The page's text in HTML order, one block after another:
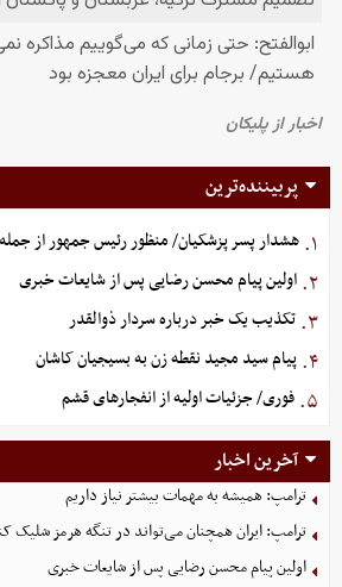
پربیننده‌ترین
۱. هشدار پسر پزشکیان/ منظور رئیس جمهور از
۲. اولین پیام محسن رضایی پس از شایعات خبری
۳. تکذیب یک خبر درباره سردار ذوالقدر
۴. پیام سید مجید نقطه زن به بسیجیان کاشان
۵. فوری/ جزئیات اولیه از انفجارهای قشم
آخرین اخبار
ترامپ: همیشه به مهمات بیشتر نیاز داریم
ترامپ: ایران همچنان می‌تواند در تنگه هرمز شلیک
اولین پیام محسن رضایی پس از شایعات خبری